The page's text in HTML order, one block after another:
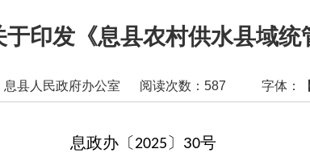
印发《息县农村供水县域
息县人民政府办公室 阅读次数： 587 字体：【
息政办〔 2025 〕 30号